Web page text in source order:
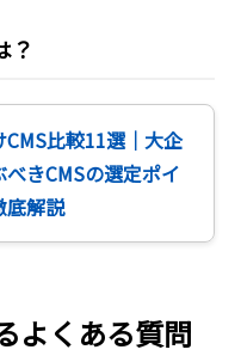
？
CMS比較11選｜大企
きCMSの選定ポイ
底解説
よくある質問